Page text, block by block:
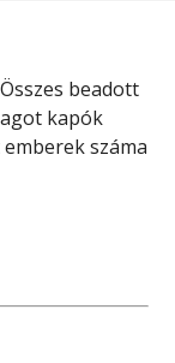
beadott
kapók
száma